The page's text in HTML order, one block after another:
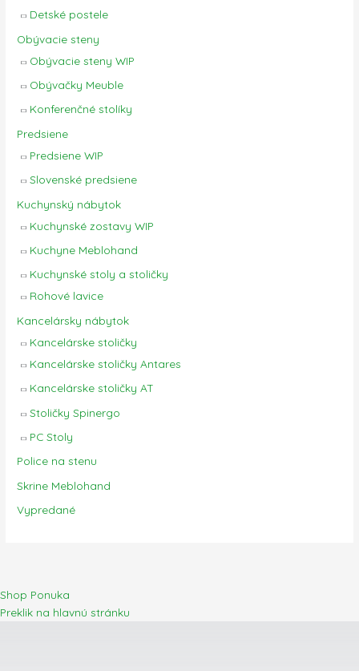
Detské postele
Obývacie steny
Obývacie steny WIP
Obývačky Meuble
Konferenčné stolíky
Predsiene
Predsiene WIP
Slovenské predsiene
Kuchynský nábytok
Kuchynské zostavy WIP
Kuchyne Meblohand
Kuchynské stoly a stoličky
Rohové lavice
Kancelársky nábytok
Kancelárske stoličky
Kancelárske stoličky Antares
Kancelárske stoličky AT
Stoličky Spinergo
PC Stoly
Police na stenu
Skrine Meblohand
Vypredané
Shop Ponuka
Preklik na hlavnú stránku